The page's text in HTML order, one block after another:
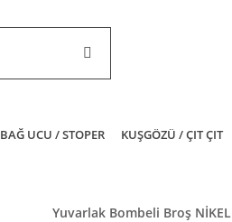
BAĞ UCU / STOPER KUŞGÖZÜ / ÇIT ÇIT
Yuvarlak Bombeli Broş NİKEL